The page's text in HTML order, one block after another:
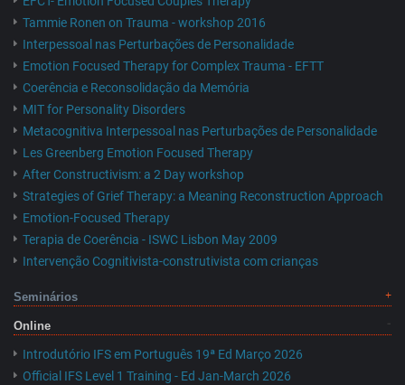
Tammie Ronen on Trauma - workshop 2016
Interpessoal nas Perturbações de Personalidade
Emotion Focused Therapy for Complex Trauma - EFTT
Coerência e Reconsolidação da Memória
MIT for Personality Disorders
Metacognitiva Interpessoal nas Perturbações de Personalidade
Les Greenberg Emotion Focused Therapy
After Constructivism: a 2 Day workshop
Strategies of Grief Therapy: a Meaning Reconstruction Approach
Emotion-Focused Therapy
Terapia de Coerência - ISWC Lisbon May 2009
Intervenção Cognitivista-construtivista com crianças
Seminários
Online
Introdutório IFS em Português 19ª Ed Março 2026
Official IFS Level 1 Training - Ed Jan-March 2026